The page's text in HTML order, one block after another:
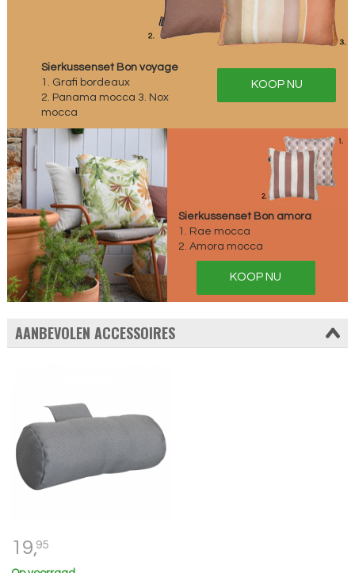
Sierkussenset Bon voyage
1. Grafi bordeaux
2. Panama mocca 3. Nox
mocca
KOOP NU
Sierkussenset Bon amora
1. Rae mocca
2. Amora mocca
KOOP NU
AANBEVOLEN ACCESSOIRES
19,95